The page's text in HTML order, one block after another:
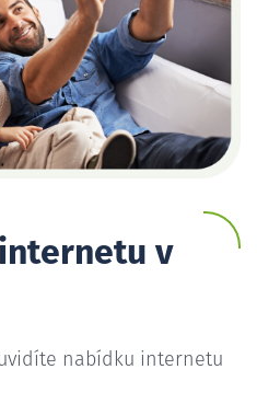
v
nabídku internetu